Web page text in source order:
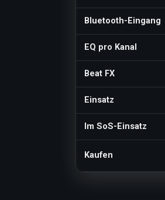
Bluetooth-Eingang
EQ pro Kanal
Beat FX
Einsatz
Im SoS-Einsatz
Kaufen